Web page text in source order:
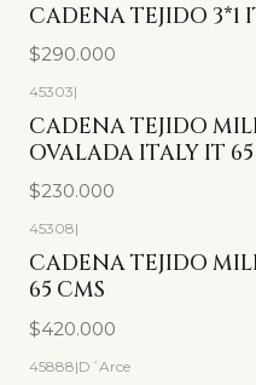
CADENA TEJIDO 3*1
$290.000
45303|
CADENA TEJIDO
OVALADA ITALY IT
$230.000
45308|
CADENA TEJIDO
65 CMS
$420.000
45888|D´Arce